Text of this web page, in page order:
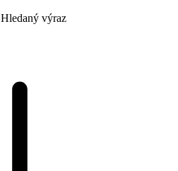
Hledaný výraz